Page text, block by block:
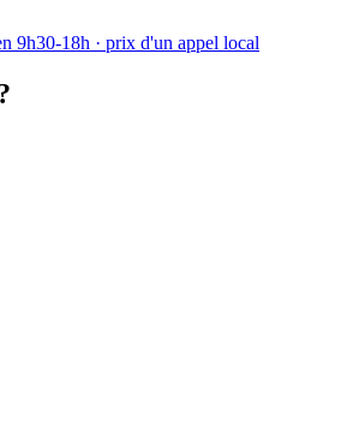
9h30-18h · prix d'un appel local